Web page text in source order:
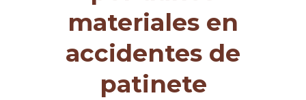
materiales en
accidentes de
patinete